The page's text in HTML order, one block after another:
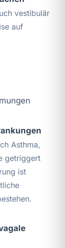
vestibulär
auf
Asthma,
getriggert
ist